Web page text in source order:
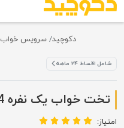
دکوچید سرویس خواب
شامل اقساط ۲۴ ماهه
تخت خواب یک نفره D.1144
امتیاز: